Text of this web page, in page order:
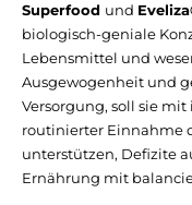
Superfood und
biologisch-geniale
Lebensmittel und
Ausgewogenheit und
Versorgung, soll sie
routinierter Einnahme
unterstützen, Defizite
Ernährung mit